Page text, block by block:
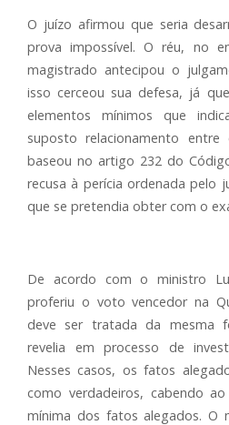
O juízo afirmou que seria
prova impossível. O réu, no
magistrado antecipou o
isso cerceou sua defesa, já
elementos mínimos que
suposto relacionamento
baseou no artigo 232 do
recusa à perícia ordenada pelo
que se pretendia obter com o
De acordo com o ministro
proferiu o voto vencedor na
deve ser tratada da mesma
revelia em processo de
Nesses casos, os fatos
como verdadeiros, cabendo
mínima dos fatos alegados. O